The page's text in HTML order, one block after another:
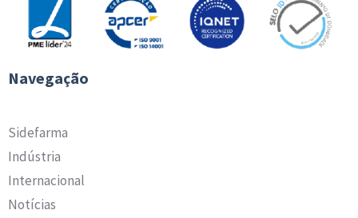
Navegação
Sidefarma
Indústria
Internacional
Notícias